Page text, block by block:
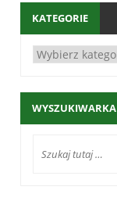
KATEGORIE
WYSZUKIWARKA